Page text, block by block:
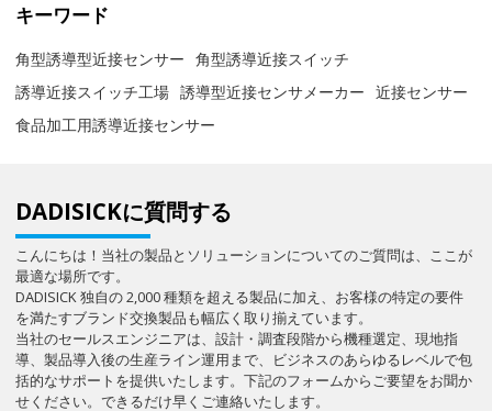
キーワード
角型誘導型近接センサー
角型誘導近接スイッチ
誘導近接スイッチ工場 誘導型近接センサメーカー
近接センサー
食品加工用誘導近接センサー
DADISICKに質問する
こんにちは！当社の製品とソリューションについてのご質問は、ここが
最適な場所です。
DADISICK 独自の 2,000 種類を超える製品に加え、お客様の特定の要件
を満たすブランド交換製品も幅広く取り揃えています。
当社のセールスエンジニアは、設計・調査段階から機種選定、現地指
導、製品導入後の生産ライン運用まで、ビジネスのあらゆるレベルで包
括的なサポートを提供いたします。下記のフォームからご要望をお聞か
せください。できるだけ早くご連絡いたします。